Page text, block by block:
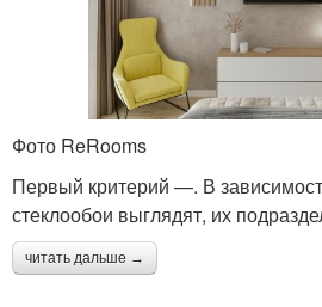
Фото ReRooms
Первый критерий —. В
стеклообои выглядят, их
читать дальше →